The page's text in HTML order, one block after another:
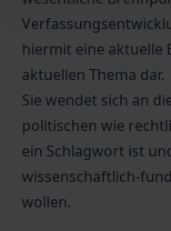
hiermit eine aktuelle
aktuellen Thema dar.
Sie wendet sich an
politischen wie
ein Schlagwort ist
wissenschaftlich-
wollen.